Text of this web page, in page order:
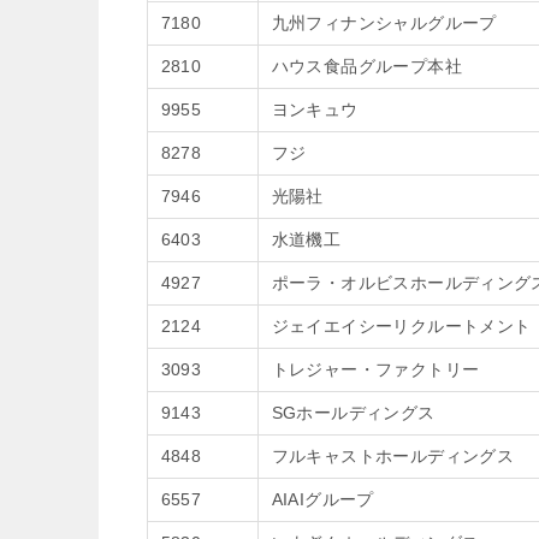
7180 九州フィナンシャルグループ
2810 ハウス食品グループ本社
9955 ヨンキュウ
8278 フジ
7946 光陽社
6403 水道機工
4927 ポーラ・オルビスホールディング
2124 ジェイエイシーリクルートメント
3093 トレジャー・ファクトリー
9143 SGホールディングス
4848 フルキャストホールディングス
6557 AIAIグループ